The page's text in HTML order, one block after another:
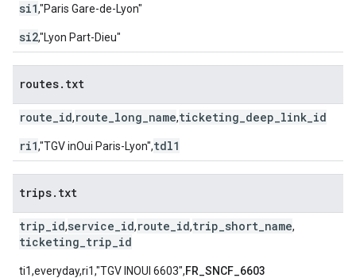
si1,"Paris Gare-de-Lyon"
si2,"Lyon Part-Dieu"
routes. txt
route_id,route_long_name,ticketing_deep_link_id
ri1,"TGV inOui Paris-Lyon",tdl1
trips. txt
trip_id,service_id,route_id,trip_short_name,
ticketing_trip_id
ti1,everyday,ri1,"TGV INOUI 6603",FR_SNCF_6603